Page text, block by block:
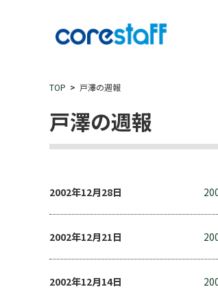
TOP 戸澤の週報
戸澤の週報
2002年12月28日
2002年12月21日
2002年12月14日